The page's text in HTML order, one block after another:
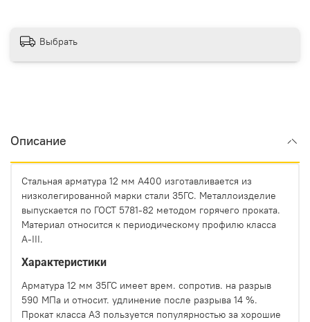
Выбрать
Описание
Стальная арматура 12 мм А400 изготавливается из
низколегированной марки стали 35ГС. Металлоизделие
выпускается по ГОСТ 5781-82 методом горячего проката.
Материал относится к периодическому профилю класса
A-III.
Характеристики
Арматура 12 мм 35ГС имеет врем. сопротив. на разрыв
590 МПа и относит. удлинение после разрыва 14 %.
Прокат класса A3 пользуется популярностью за хорошие